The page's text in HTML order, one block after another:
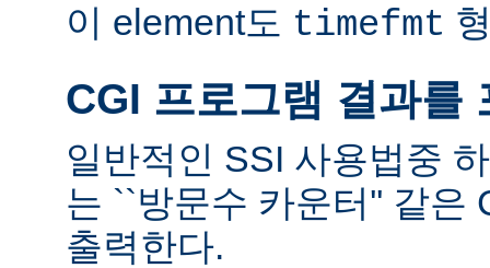
이 element도 timefmt
CGI 프로그램 결과를
일반적인 SSI 사용법중
는 ``방문수 카운터'' 같은
출력한다.